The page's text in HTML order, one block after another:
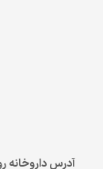
آدرس داروخانه